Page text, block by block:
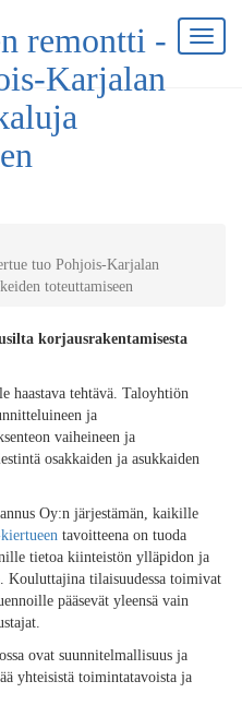
remontti -
Karjalan
tuo Pohjois-Karjalan
toteuttamiseen
korjausrakentamisesta
haastava tehtävä. Taloyhtiön
ja
vaiheineen ja
osakkaiden ja asukkaiden
Oy:n järjestämän, kaikille
tavoitteena on tuoda
tietoa kiinteistön ylläpidon ja
Kouluttajina tilaisuudessa toimivat
pääsevät yleensä vain
ovat suunnitelmallisuus ja
yhteisistä toimintatavoista ja